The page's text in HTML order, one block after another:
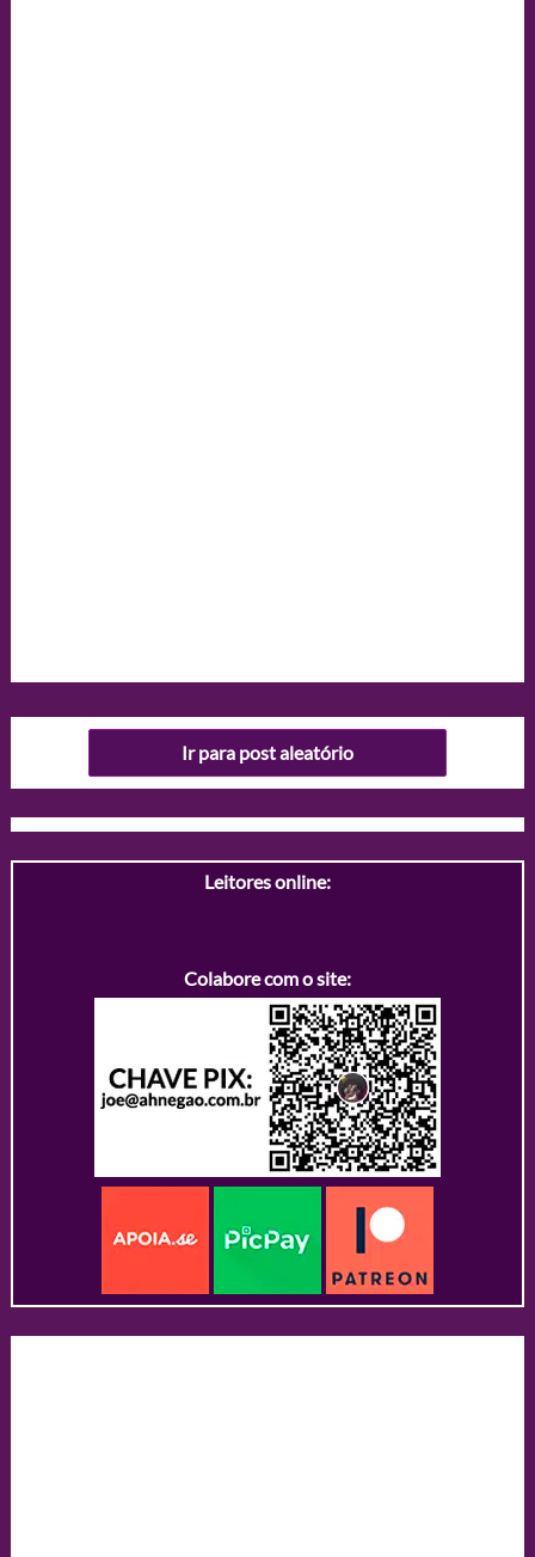
Ir para post aleatório
Leitores online:
Colabore com o site: